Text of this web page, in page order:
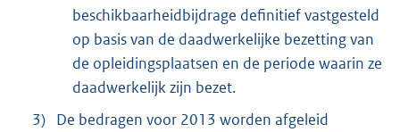
beschikbaarheidbijdrage definitief vastgesteld
op basis van de daadwerkelijke bezetting van
de opleidingsplaatsen en de periode waarin ze
daadwerkelijk zijn bezet.
3) De bedragen voor 2013 worden afgeleid